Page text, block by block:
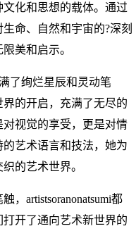
化和思想的载体。通过
命、自然和宇宙的?深刻
美和启示。
了绚烂星辰和灵动笔
的开启，充满了无尽的
视觉的享受，更是对情
艺术语言和技法，她为
的艺术世界。
，artistsoranonatsumi都
开了通向艺术新世界的